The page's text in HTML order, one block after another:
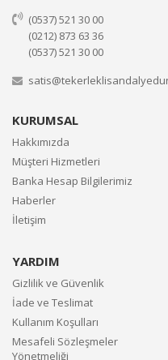
(0537) 521 30 00
(0212) 873 63 36
(0537) 521 30 00
KURUMSAL
Hakkımızda
Müşteri Hizmetleri
Banka Hesap Bilgilerimiz
Haberler
İletişim
YARDIM
Gizlilik ve Güvenlik
İade ve Teslimat
Kullanım Koşulları
Mesafeli Sözleşmeler
Yönetmeliği